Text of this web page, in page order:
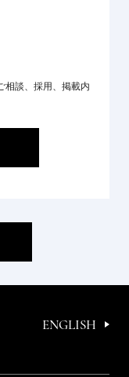
相談、採用、掲載内
ENGLISH